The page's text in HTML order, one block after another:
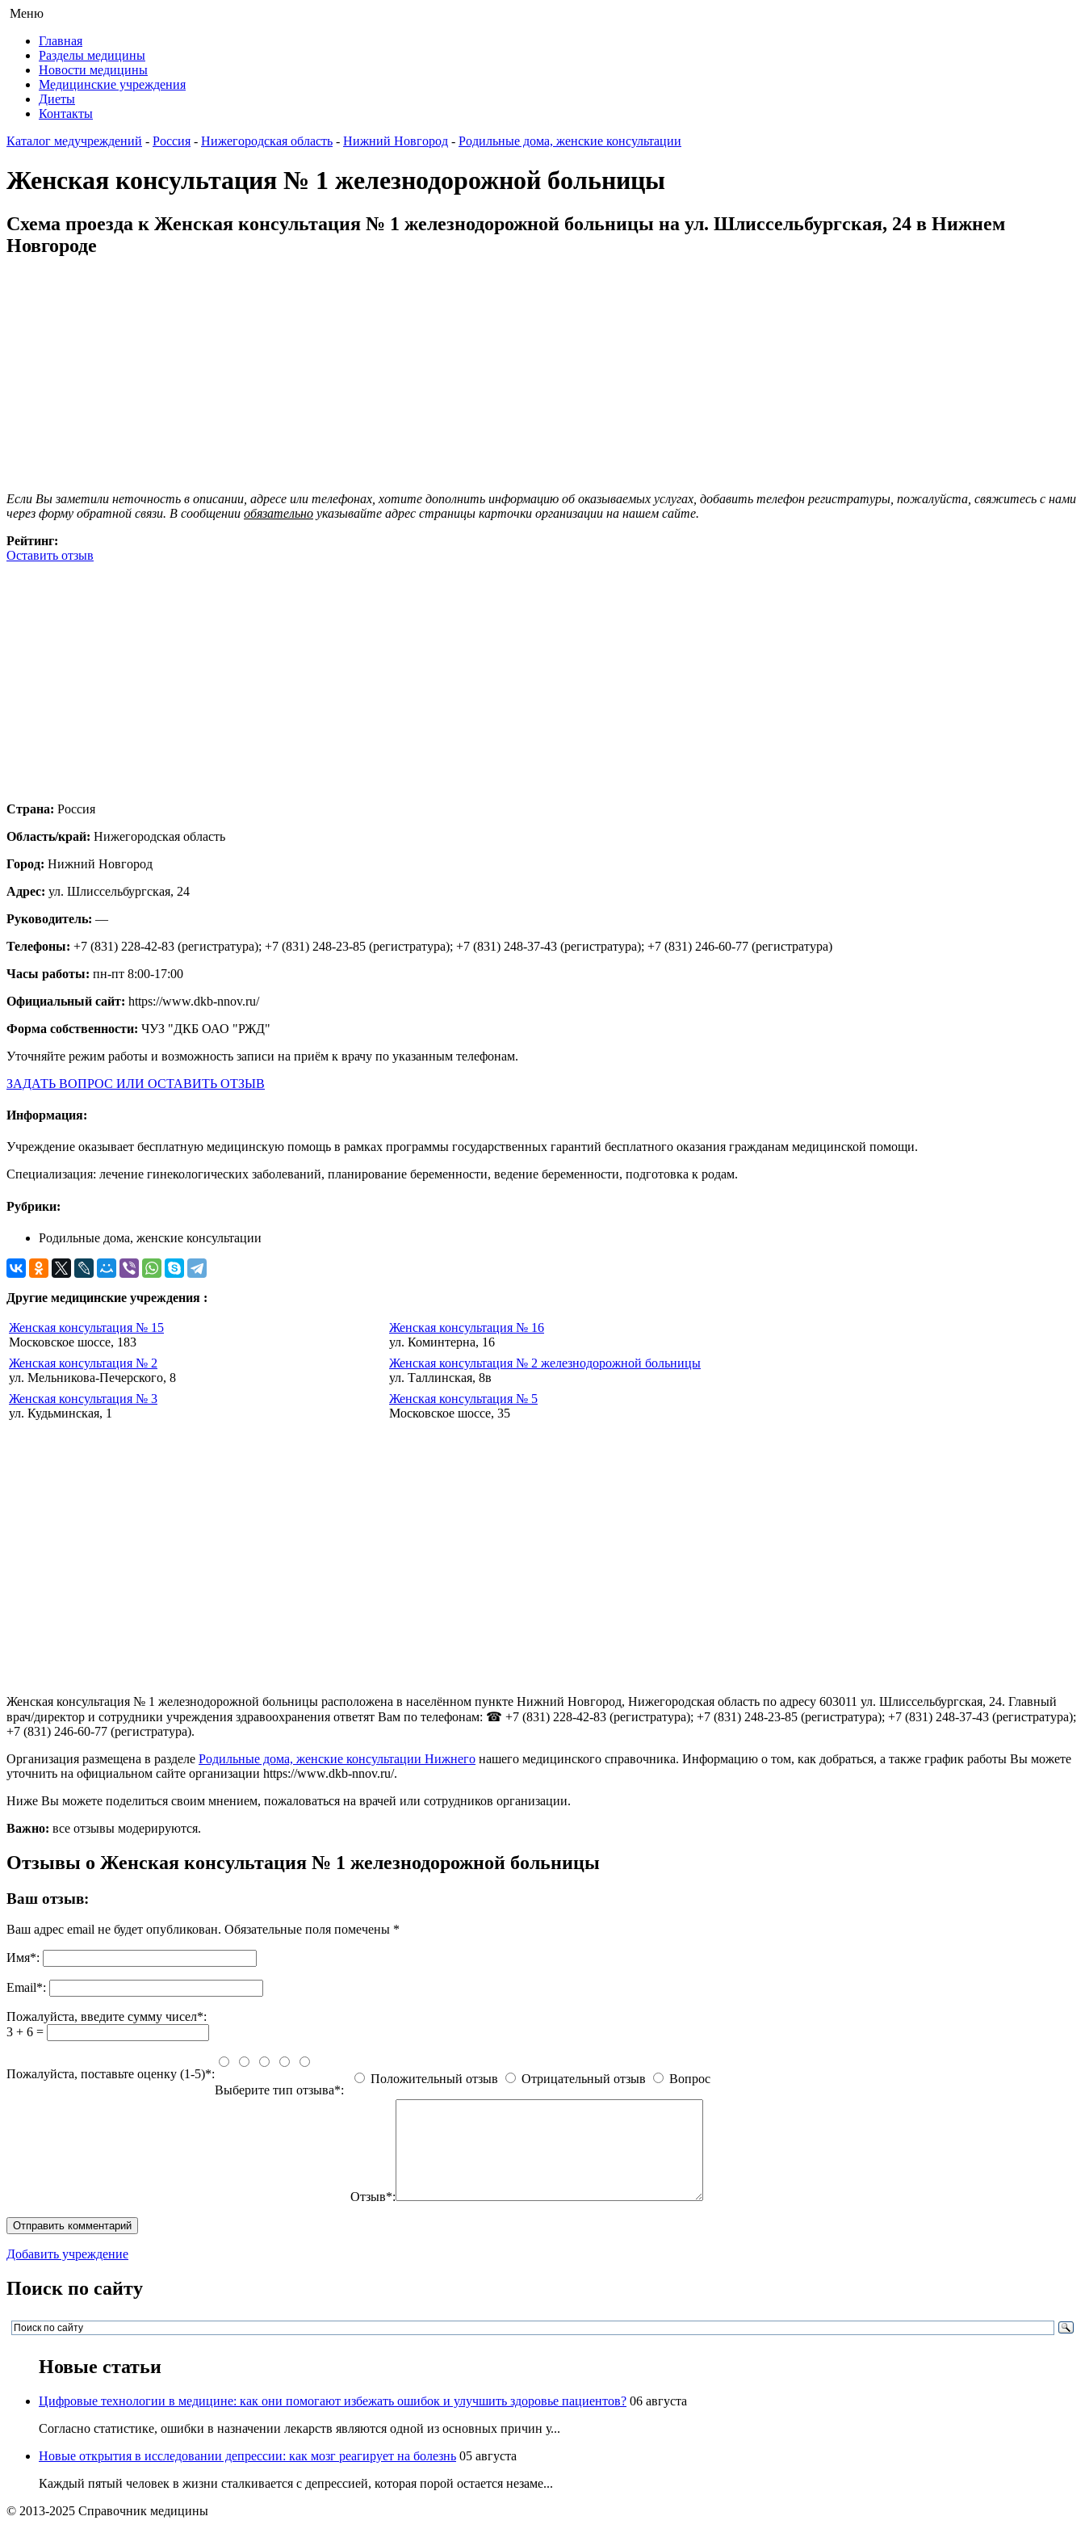
Меню
Главная
Разделы медицины
Новости медицины
Медицинские учреждения
Диеты
Контакты
Каталог медучреждений - Россия - Нижегородская область - Нижний Новгород - Родильные дома, женские консультации
Женская консультация № 1 железнодорожной больницы
Схема проезда к Женская консультация № 1 железнодорожной больницы на ул. Шлиссельбургская, 24 в Нижнем
Новгороде
Если Вы заметили неточность в описании, адресе или телефонах, хотите дополнить информацию об оказываемых услугах, добавить телефон регистратуры, пожалуйста, свяжитесь с нами
через форму обратной связи. В сообщении обязательно указывайте адрес страницы карточки организации на нашем сайте.
Рейтинг:
Оставить отзыв
Страна: Россия
Область/край: Нижегородская область
Город: Нижний Новгород
Адрес: ул. Шлиссельбургская, 24
Руководитель: —
Телефоны: +7 (831) 228-42-83 (регистратура); +7 (831) 248-23-85 (регистратура); +7 (831) 248-37-43 (регистратура); +7 (831) 246-60-77 (регистратура)
Часы работы: пн-пт 8:00-17:00
Официальный сайт: https://www.dkb-nnov.ru/
Форма собственности: ЧУЗ "ДКБ ОАО "РЖД"
Уточняйте режим работы и возможность записи на приём к врачу по указанным телефонам.
ЗАДАТЬ ВОПРОС ИЛИ ОСТАВИТЬ ОТЗЫВ
Информация:
Учреждение оказывает бесплатную медицинскую помощь в рамках программы государственных гарантий бесплатного оказания гражданам медицинской помощи.
Специализация: лечение гинекологических заболеваний, планирование беременности, ведение беременности, подготовка к родам.
Рубрики:
Родильные дома, женские консультации
Другие медицинские учреждения :
Женская консультация № 15
Московское шоссе, 183
Женская консультация № 16
ул. Коминтерна, 16
Женская консультация № 2
ул. Мельникова-Печерского, 8
Женская консультация № 2 железнодорожной больницы
ул. Таллинская, 8в
Женская консультация № 3
ул. Кудьминская, 1
Женская консультация № 5
Московское шоссе, 35
Женская консультация № 1 железнодорожной больницы расположена в населённом пункте Нижний Новгород, Нижегородская область по адресу 603011 ул. Шлиссельбургская, 24. Главный
врач/директор и сотрудники учреждения здравоохранения ответят Вам по телефонам: ☎ +7 (831) 228-42-83 (регистратура); +7 (831) 248-23-85 (регистратура); +7 (831) 248-37-43 (регистратура);
+7 (831) 246-60-77 (регистратура).
Организация размещена в разделе Родильные дома, женские консультации Нижнего нашего медицинского справочника. Информацию о том, как добраться, а также график работы Вы можете
уточнить на официальном сайте организации https://www.dkb-nnov.ru/.
Ниже Вы можете поделиться своим мнением, пожаловаться на врачей или сотрудников организации.
Важно: все отзывы модерируются.
Отзывы о Женская консультация № 1 железнодорожной больницы
Ваш отзыв:
Ваш адрес email не будет опубликован. Обязательные поля помечены *
Имя*:
Email*:
Пожалуйста, введите сумму чисел*:
3 + 6 =
Пожалуйста, поставьте оценку (1-5)*:
Выберите тип отзыва*:
Положительный отзыв Отрицательный отзыв Вопрос
Отзыв*:
Добавить учреждение
Поиск по сайту
Новые статьи
Цифровые технологии в медицине: как они помогают избежать ошибок и улучшить здоровье пациентов? 06 августа
Согласно статистике, ошибки в назначении лекарств являются одной из основных причин у...
Новые открытия в исследовании депрессии: как мозг реагирует на болезнь 05 августа
Каждый пятый человек в жизни сталкивается с депрессией, которая порой остается незаме...
© 2013-2025 Справочник медицины